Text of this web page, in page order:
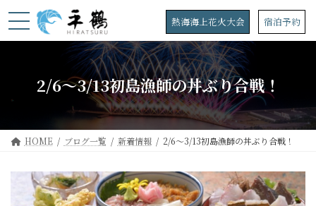
ン
プ
ビ
動
熱海海上花火大会 宿泊予約
2/6～3/13初島漁師の丼ぶり合戦！
HOME ブログ一覧 新着情報 2/6～3/13初島漁師の丼ぶり合戦！